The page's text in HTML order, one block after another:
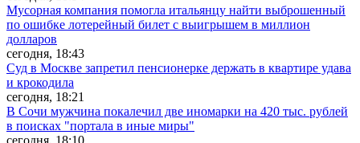
Мусорная компания помогла итальянцу найти выброшенный
по ошибке лотерейный билет с выигрышем в миллион
долларов
сегодня, 18:43
Суд в Москве запретил пенсионерке держать в квартире удава
и крокодила
сегодня, 18:21
В Сочи мужчина покалечил две иномарки на 420 тыс. рублей
в поисках "портала в иные миры"